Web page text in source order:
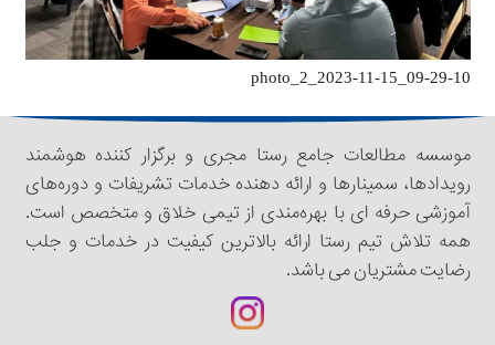
photo_2_2023-11-15_09-29-10
موسسه مطالعات جامع رستا مجری و برگزار کننده هوشمند
رویدادها، سمینار‌‌ها و ارائه دهنده خدمات تشریفات و دوره‌های
آموزشی حرفه ای با بهره‌مندی از تیمی خلاق و متخصص است.
همه تلاش تیم رستا ارائه بالاترین کیفیت در خدمات و جلب
رضایت مشتریان می باشد.